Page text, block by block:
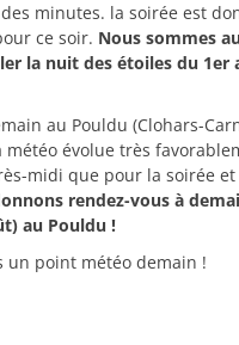
minutes. la soirée est
ce soir. Nous sommes au
la nuit des étoiles du 1er
au Pouldu (Clohars-
météo évolue très
midi que pour la soirée
rendez-vous à
au Pouldu !
un point météo demain !